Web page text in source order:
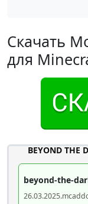
Скачать
для
BEYOND THE
beyond-the-
26.03.2025